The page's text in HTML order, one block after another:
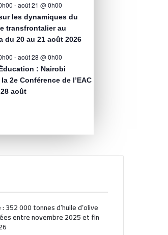
-août 21 @ 0h00
les dynamiques du
transfrontalier au
du 20 au 21 août 2026
-août 28 @ 0h00
: Nairobi
2e Conférence de l’EAC
août
352 000 tonnes d’huile d’olive
entre novembre 2025 et fin